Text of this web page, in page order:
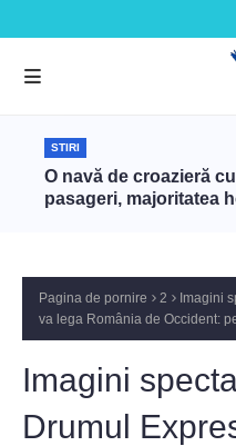
STIRI
O navă de croazieră
pasageri, majoritatea
Pagina de pornire 2
Imagini
va lega România de Occident:
Imagini
Drumul